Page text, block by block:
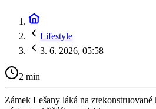
Lifestyle
3. 6. 2026, 05:58
2 min
Zámek Lešany láká na